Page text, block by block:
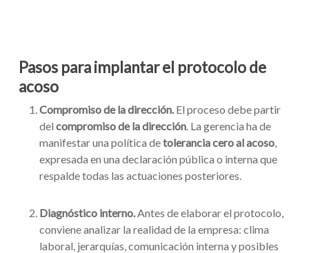
Pasos para implantar el protocolo de
acoso
Compromiso de la dirección.El proceso debe partir
del compromiso de la dirección. La gerencia ha de
manifestar una política detolerancia cero al acoso,
expresada en una declaración pública o interna que
respalde todas las actuaciones posteriores.
Diagnóstico interno.Antes de elaborar el protocolo,
conviene analizar la realidad de la empresa: clima
laboral, jerarquías, comunicación interna y posibles